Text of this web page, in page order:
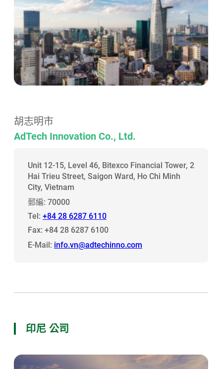
胡志明市
AdTech Innovation Co., Ltd.
Unit 12-15, Level 46, Bitexco Financial Tower, 2
Hai Trieu Street, Saigon Ward, Ho Chi Minh
City, Vietnam
郵編: 70000
Tel: +84 28 6287 6110
Fax: +84 28 6287 6100
E-Mail: info.vn@adtechinno.com
印尼 公司